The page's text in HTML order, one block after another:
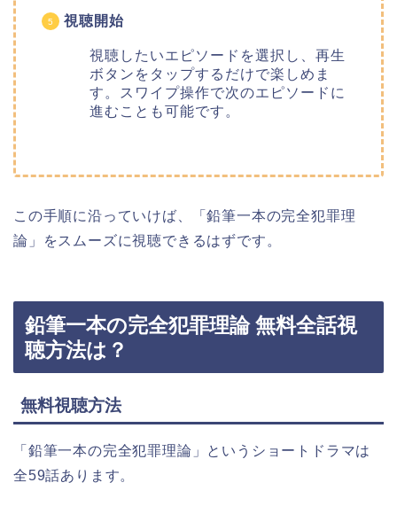
視聴開始
視聴したいエピソードを選択し、再生
ボタンをタップするだけで楽しめま
す。スワイプ操作で次のエピソードに
進むことも可能です。
この手順に沿っていけば、「鉛筆一本の完全犯罪理
論」をスムーズに視聴できるはずです。
鉛筆一本の完全犯罪理論 無料全話視
聴方法は？
無料視聴方法
「鉛筆一本の完全犯罪理論」というショートドラマは
全59話あります。